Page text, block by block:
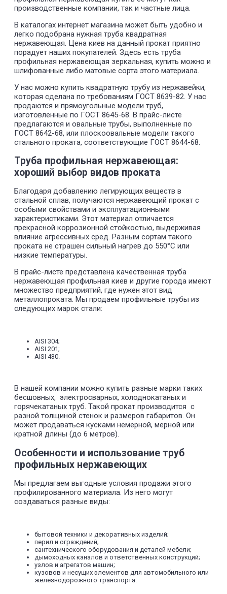
35
44
56
62,8
50
59,4
75,7
60
68,6
70
76,9
98
80
84,3 107,4
43,1
35
49,4
63
40
55,6
70,8
60
78
99,4
70
87,9
112
80
96,9
0,6
35 60,4
77
40
68,2
86,8
50
83
105,7
60
96,9
123,4
80
122 155,4
40 80,7
98,7
70
131,9
168
80
147,1 187,4
0,8
40 93,3
50
114,4
60
134,6
171,4
70
153,8
196
80
172,2 219,4
0,9
50
70
175,8
224
80
197,3 251,4
1
60 172,2
70
197,8
252
80
90
302,8 385,7
1,4
60 247,6
315,4
285,7
80
411,4
90
359,3 457,7
1,5
70 307,7
392
80
348,1
100
426,1 542,8
80 423,4
100
520,3
662,8
120
613,6
производственные компании, так и частные лица.
В каталогах интернет магазина может быть удобно и
легко подобрана нужная труба квадратная
нержавеющая. Цена киев на данный прокат приятно
порадует наших покупателей. Здесь есть труба
профильная нержавеющая зеркальная, купить можно и
шлифованные либо матовые сорта этого материала.
У нас можно купить квадратную трубу из нержавейки,
которая сделана по требованиям ГОСТ 8639-82. У нас
продаются и прямоугольные модели труб,
изготовленные по ГОСТ 8645-68. В прайс-листе
предлагаются и овальные трубы, выполненные по
ГОСТ 8642-68, или плоскоовальные модели такого
стального проката, соответствующие ГОСТ 8644-68.
Труба профильная нержавеющая:
хороший выбор видов проката
Благодаря добавлению легирующих веществ в
стальной сплав, получаются нержавеющий прокат с
особыми свойствами и эксплуатационными
характеристиками. Этот материал отличается
прекрасной коррозионной стойкостью, выдерживая
влияние агрессивных сред. Разным сортам такого
проката не страшен сильный нагрев до 550°С или
низкие температуры.
В прайс-листе представлена качественная труба
нержавеющая профильная киев и другие города имеют
множество предприятий, где нужен этот вид
металлопроката. Мы продаем профильные трубы из
следующих марок стали:
AISI 304;
AISI 201;
AISI 430.
В нашей компании можно купить разные марки таких
бесшовных, электросварных, холоднокатаных и
горячекатаных труб. Такой прокат производится с
разной толщиной стенок и размеров габаритов. Он
может продаваться кусками немерной, мерной или
кратной длины (до 6 метров).
Особенности и использование труб
профильных нержавеющих
Мы предлагаем выгодные условия продажи этого
профилированного материала. Из него могут
создаваться разные виды:
бытовой техники и декоративных изделий;
перил и ограждений;
сантехнического оборудования и деталей мебели;
дымоходных каналов и ответственных конструкций;
узлов и агрегатов машин;
кузовов и несущих элементов для автомобильного или
железнодорожного транспорта.